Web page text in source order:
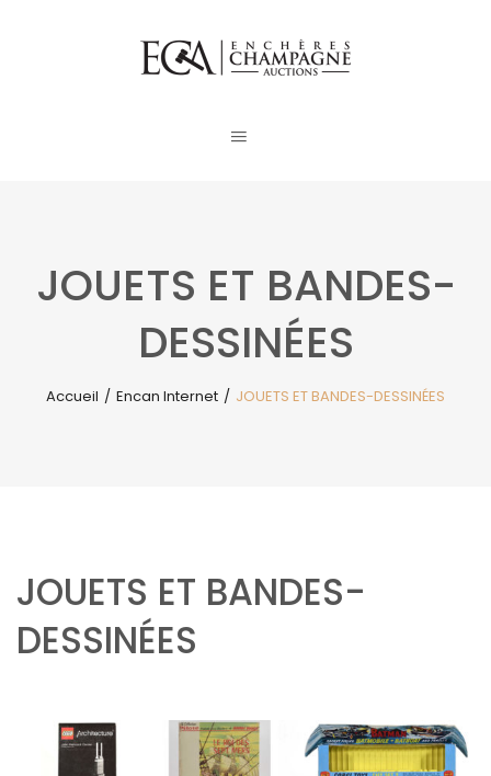
JOUETS ET BANDES-
DESSINÉES
Accueil / Encan Internet / JOUETS ET BANDES-DESSINÉES
JOUETS ET BANDES-
DESSINÉES